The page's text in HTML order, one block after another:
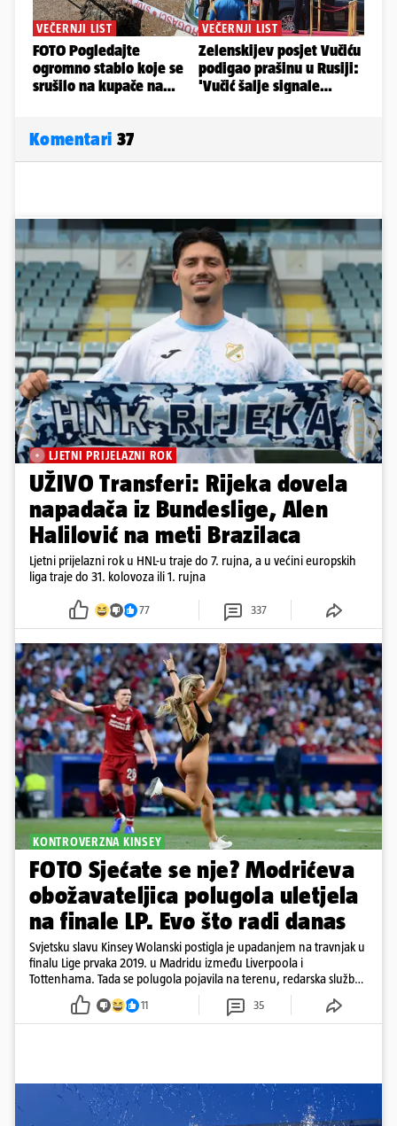
Komentari 37
LJETNI PRIJELAZNI ROK
UŽIVO Transferi: Rijeka dovela
napadača iz Bundeslige, Alen
Halilović na meti Brazilaca
Ljetni prijelazni rok u HNL-u traje do 7. rujna, a u većini europskih
liga traje do 31. kolovoza ili 1. rujna
77 337
KONTROVERZNA KINSEY
FOTO Sjećate se nje? Modrićeva
obožavateljica polugola uletjela
na finale LP. Evo što radi danas
Svjetsku slavu Kinsey Wolanski postigla je upadanjem na travnjak u
finalu Lige prvaka 2019. u Madridu između Liverpoola i
Tottenhama. Tada se polugola pojavila na terenu, redarska služba
ju je lovila po travnjaku, a njezine fotografije obišle su svijet.
11 35